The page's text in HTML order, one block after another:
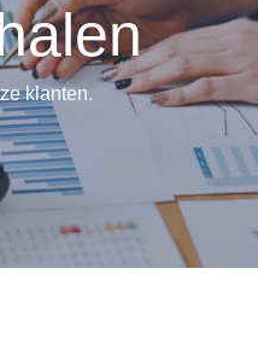
klanten.